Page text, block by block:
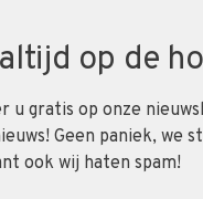
op de
u gratis op onze
Geen paniek, we
ook wij haten spam!